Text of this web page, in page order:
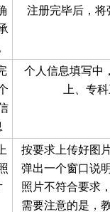
注册完毕后，将
个人信息填写中
上、专
按要求上传好图
弹出一个窗口说
照片不符合要求
需要注意的是，